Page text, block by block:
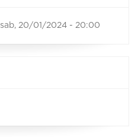
sab, 20/01/2024 - 20:00